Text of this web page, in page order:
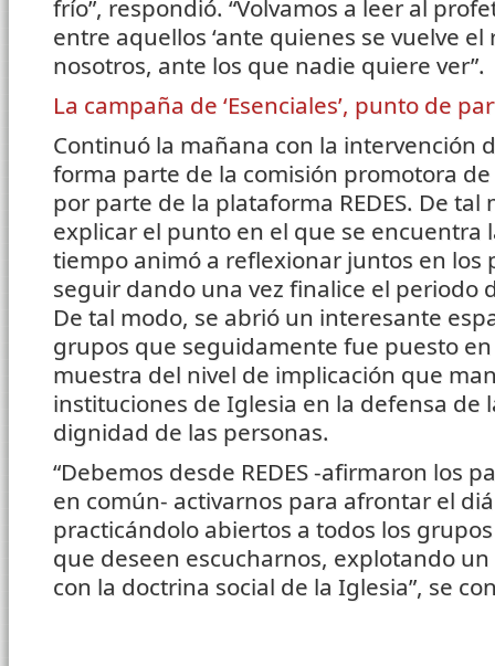
frío”, respondió. “Volvamos a leer al
entre aquellos ‘ante quienes se vuelve el
nosotros, ante los que nadie quiere ver”.
La campaña de ‘Esenciales’, punto de
Continuó la mañana con la intervención
forma parte de la comisión promotora de
por parte de la plataforma REDES. De tal
explicar el punto en el que se encuentra
tiempo animó a reflexionar juntos en los
seguir dando una vez finalice el periodo
De tal modo, se abrió un interesante
grupos que seguidamente fue puesto
muestra del nivel de implicación que
instituciones de Iglesia en la defensa de
dignidad de las personas.
“Debemos desde REDES -afirmaron los
en común- activarnos para afrontar el
practicándolo abiertos a todos los
que deseen escucharnos, explotando
con la doctrina social de la Iglesia”, se